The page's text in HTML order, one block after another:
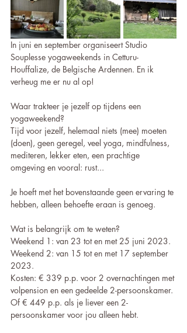
In juni en september organiseert Studio
Souplesse yogaweekends in Cetturu-
Houffalize, de Belgische Ardennen. En ik
verheug me er nu al op!
Waar trakteer je jezelf op tijdens een
yogaweekend?
Tijd voor jezelf, helemaal niets (mee) moeten
(doen), geen geregel, veel yoga, mindfulness,
mediteren, lekker eten, een prachtige
omgeving en vooral: rust...
Je hoeft met het bovenstaande geen ervaring te
hebben, alleen behoefte eraan is genoeg.
Wat is belangrijk om te weten?
Weekend 1: van 23 tot en met 25 juni 2023.
Weekend 2: van 15 tot en met 17 september
2023.
Kosten: € 339 p.p. voor 2 overnachtingen met
volpension en een gedeelde 2-persoonskamer.
Of € 449 p.p. als je liever een 2-
persoonskamer voor jou alleen hebt.